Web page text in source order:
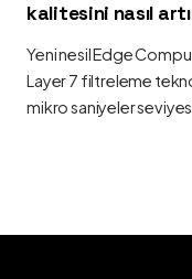
kalitesini nasıl
Yeni nesil Edge
Layer 7 filtreleme
mikro saniyeler